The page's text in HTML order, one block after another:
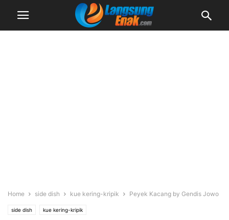
Home side dish kue kering-kripik Peyek Kacang by Gendis Jowo
side dish kue kering-kripik